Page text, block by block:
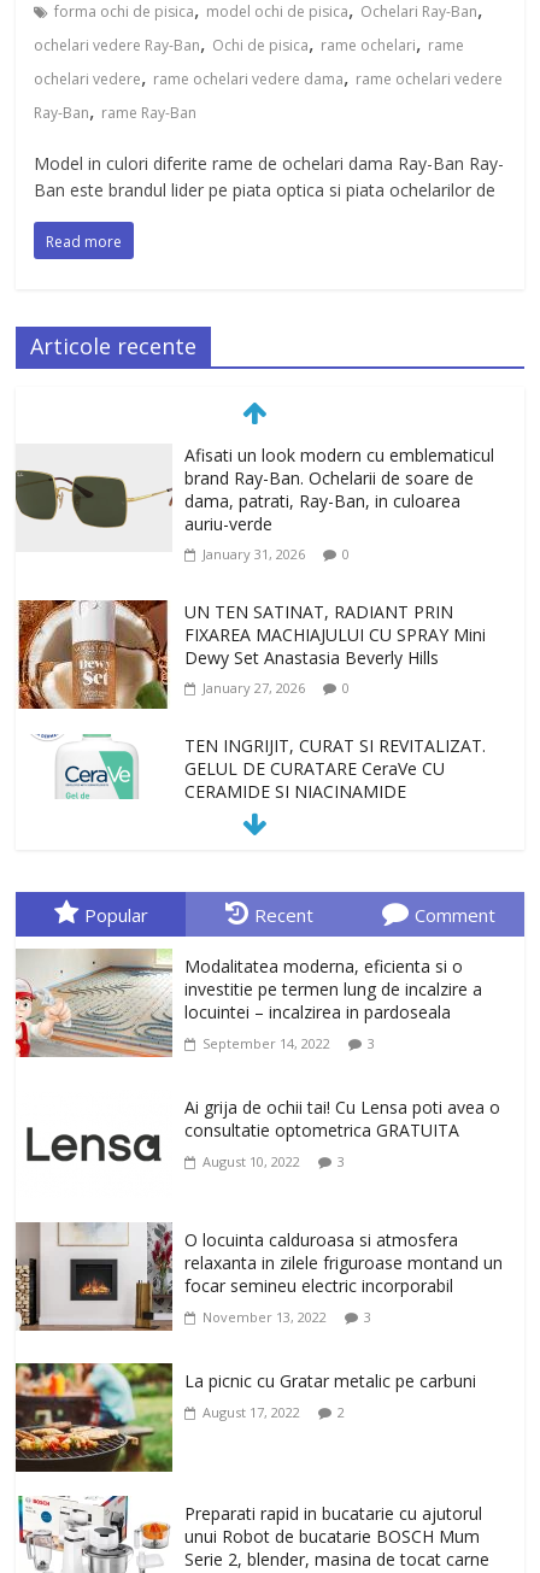
forma ochi de pisica, model ochi de pisica, Ochelari Ray-Ban,
ochelari vedere Ray-Ban, Ochi de pisica, rame ochelari, rame
ochelari vedere, rame ochelari vedere dama, rame ochelari vedere
Ray-Ban, rame Ray-Ban
Model in culori diferite rame de ochelari dama Ray-Ban Ray-
Ban este brandul lider pe piata optica si piata ochelarilor de
Read more
Articole recente
Afisati un look modern cu emblematicul
brand Ray-Ban. Ochelarii de soare de
dama, patrati, Ray-Ban, in culoarea
auriu-verde
January 31, 2026 0
UN TEN SATINAT, RADIANT PRIN
FIXAREA MACHIAJULUI CU SPRAY Mini
Dewy Set Anastasia Beverly Hills
January 27, 2026 0
TEN INGRIJIT, CURAT SI REVITALIZAT.
GELUL DE CURATARE CeraVe CU
CERAMIDE SI NIACINAMIDE
January 23, 2026
ori o provocare. Idei inedite, cadouri
originale, le puteti avea la Giftspot.ro,
alegere buna, Oglinda de baie cu mărire
și iluminare LED
February 20, 2026 0
un corp sanatos si armonios dezvoltat,
cu Flexor Fitness-dispozitiv pentru
tonifiere muschi
Un ten regenerat, fara riduri. Crema
antirid Ivatherm pentru o piele neteda si
elastica.
February 6, 2026 0
Popular Recent Comment
Modalitatea moderna, eficienta si o
investitie pe termen lung de incalzire a
locuintei – incalzirea in pardoseala
September 14, 2022 3
Ai grija de ochii tai! Cu Lensa poti avea o
consultatie optometrica GRATUITA
August 10, 2022 3
O locuinta calduroasa si atmosfera
relaxanta in zilele friguroase montand un
focar semineu electric incorporabil
November 13, 2022 3
La picnic cu Gratar metalic pe carbuni
August 17, 2022 2
Preparati rapid in bucatarie cu ajutorul
unui Robot de bucatarie BOSCH Mum
Serie 2, blender, masina de tocat carne